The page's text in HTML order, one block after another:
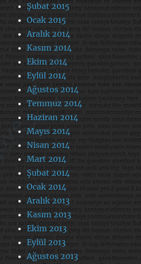
Şubat 2015
Ocak 2015
Aralık 2014
Kasım 2014
Ekim 2014
Eylül 2014
Ağustos 2014
Temmuz 2014
Haziran 2014
Mayıs 2014
Nisan 2014
Mart 2014
Şubat 2014
Ocak 2014
Aralık 2013
Kasım 2013
Ekim 2013
Eylül 2013
Ağustos 2013